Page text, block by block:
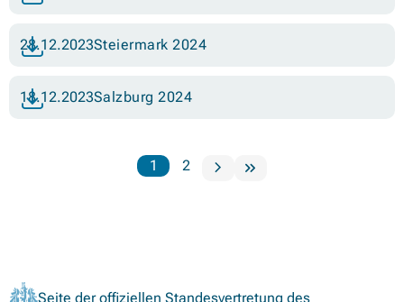
Steiermark 2024
28.12.2023
Salzburg 2024
18.12.2023
1 2
nächste
Seite der offiziellen Standesvertretung des